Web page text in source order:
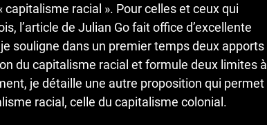
racial ». Pour celles et ceux qui
l’article de Julian Go fait office d’excellente
souligne dans un premier temps deux apports
du capitalisme racial et formule deux limites à
je détaille une autre proposition qui permet
racial, celle du capitalisme colonial.